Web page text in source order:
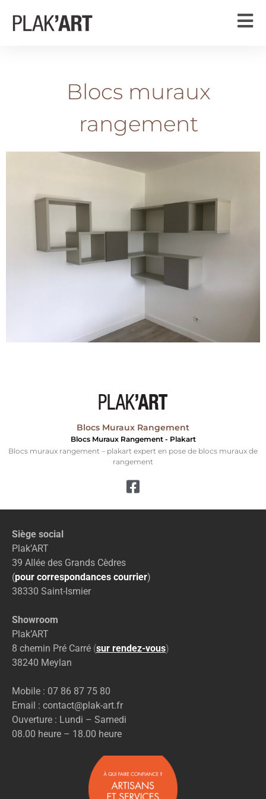
Blocs muraux
rangement
Blocs Muraux Rangement
Blocs Muraux Rangement - Plakart
Blocs muraux rangement – plakart expert en pose de blocs muraux de
rangement
Siège social
Plak’ART
39 Allée des Grands Cèdres
(pour correspondances courrier)
38330 Saint-Ismier
Showroom
Plak’ART
8 chemin Pré Carré (sur rendez-vous)
38240 Meylan
Mobile : 07 86 87 75 80
Email : contact@plak-art.fr
Ouverture : Lundi – Samedi
08.00 heure – 18.00 heure